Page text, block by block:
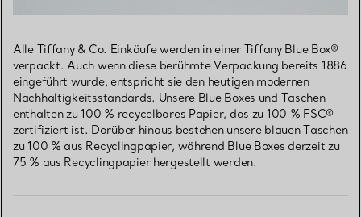
Alle Tiffany & Co. Einkäufe werden in einer Tiffany Blue Box®
verpackt. Auch wenn diese berühmte Verpackung bereits 1886
eingeführt wurde, entspricht sie den heutigen modernen
Nachhaltigkeitsstandards. Unsere Blue Boxes und Taschen
enthalten zu 100 % recycelbares Papier, das zu 100 % FSC®-
zertifiziert ist. Darüber hinaus bestehen unsere blauen Taschen
zu 100 % aus Recyclingpapier, während Blue Boxes derzeit zu
75 % aus Recyclingpapier hergestellt werden.